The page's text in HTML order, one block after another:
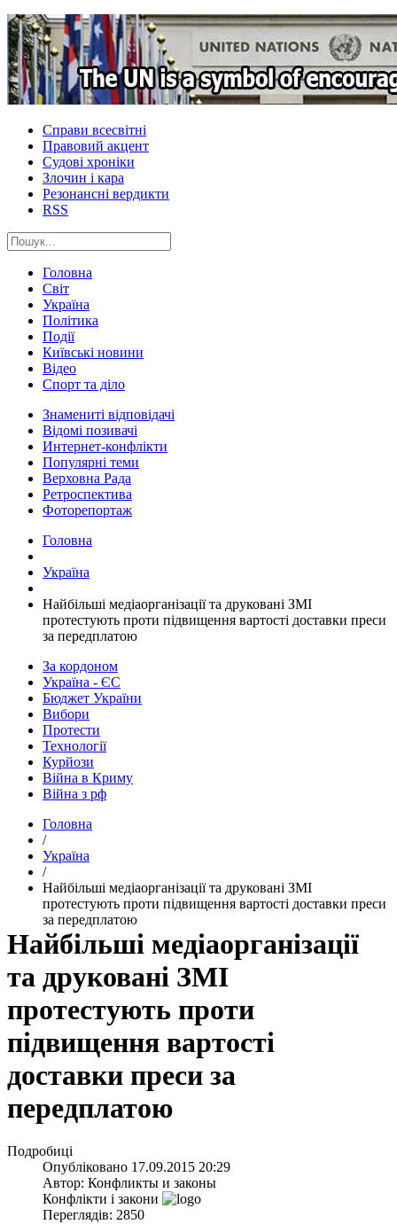
Справи всесвітні
Правовий акцент
Судові хроніки
Злочин і кара
Резонансні вердикти
RSS
Головна
Світ
Україна
Політика
Події
Київські новини
Відео
Спорт та діло
Знамениті відповідачі
Відомі позивачі
Интернет-конфлікти
Популярні теми
Верховна Рада
Ретроспектива
Фоторепортаж
Головна
Україна
Найбільші медіаорганізації та друковані ЗМІ
протестують проти підвищення вартості доставки преси
за передплатою
За кордоном
Україна - ЄС
Бюджет України
Вибори
Протести
Технології
Курйози
Війна в Криму
Війна з рф
Головна
/
Україна
/
Найбільші медіаорганізації та друковані ЗМІ
протестують проти підвищення вартості доставки преси
за передплатою
Найбільші медіаорганізації
та друковані ЗМІ
протестують проти
підвищення вартості
доставки преси за
передплатою
Подробиці
Опубліковано 17.09.2015 20:29
Автор: Конфликты и законы
Конфлікти і закони
Переглядів: 2850